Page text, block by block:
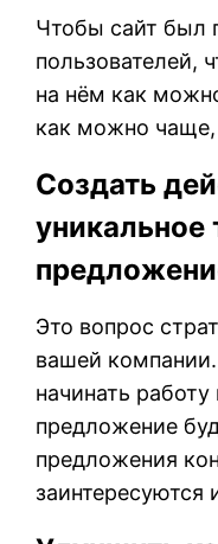
Чтобы сайт был
пользователей,
на нём как
как можно
Создать
уникальное
Это вопрос
вашей
начинать
предложение
предложения
заинтересуются